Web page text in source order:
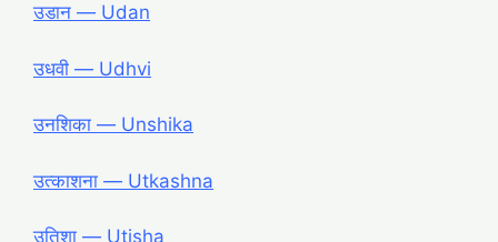
उडान ― Udan
उधवी ― Udhvi
उनशिका ― Unshika
उत्काशना ― Utkashna
उतिशा ― Utisha